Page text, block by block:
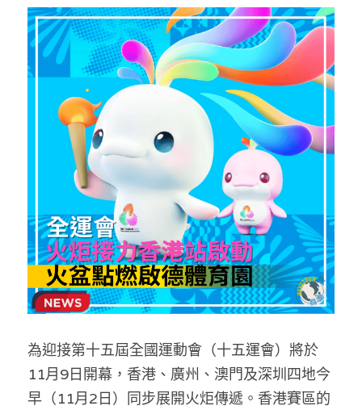
宏福火災正視聽
記錄．宏福苑火災
國際
娛樂
反華推手你要知
反華推手懶人包
民主派騙案十式
反華推手起底
美西霸凌內幕
美西極權主義
真相直擊
極端暴恐實錄
KOL 專欄
林淑芳專欄
屈穎妍專欄
朱庭萱專欄
莫綺琪專欄
黃萬成專欄
招國偉專欄
高松傑專欄
絕密法庭檔案
醫院口岸爆炸案
屠龍小隊案
黎智英案審訊
支聯會案
35+顛覆案
吃喝玩指南
休閒好介紹
親子
花生仔漫畫週記
關於我們
人才招聘
投稿熱線
商戶合作
支持讚助
搜索
繁體中文
English
為迎接第十五屆全國運動會（十五運會）將於
11月9日開幕，香港、廣州、澳門及深圳四地今
早（11月2日）同步展開火炬傳遞。香港賽區的